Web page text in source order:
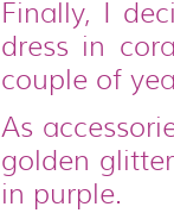
Finally, I
dress in
couple of
As
golden
in purple.